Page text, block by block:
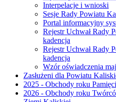
Interpelacje i wnioski
Sesje Rady Powiatu
Portal informacyjny
Rejestr Uchwał Rady
kadencja
Rejestr Uchwał Rady
kadencja
Wzór oświadczenia
Zasłużeni dla Powiatu
2025 - Obchody roku
2026 - Obchody roku